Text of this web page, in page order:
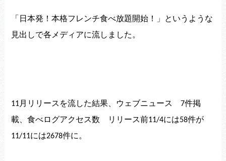
「日本発！本格フレンチ食べ放題開始！」 というような
見出しで各メディアに流しました。
11月リリースを流した結果、ウェブニュース7件掲
載、食べログアクセス数 リリース前11/4には58件が
11/11には2678件に。